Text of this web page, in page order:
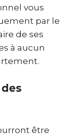
vous
par le
de ses
à aucun
être